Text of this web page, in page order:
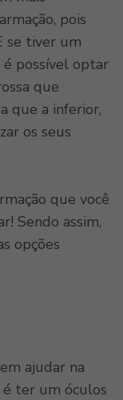
pois
se tiver um
é possível optar
que
que a inferior,
os seus
que você
Sendo assim,
opções
ajudar na
é ter um óculos